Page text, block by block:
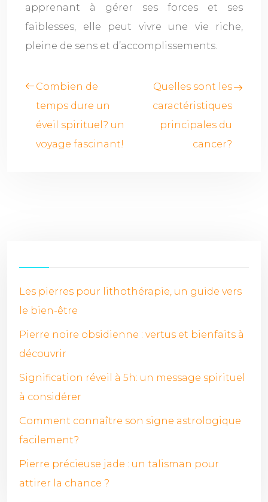
apprenant à gérer ses forces et ses
faiblesses, elle peut vivre une vie riche,
pleine de sens et d’accomplissements.
Combien de
temps dure un
éveil spirituel? un
voyage fascinant!
Quelles sont les
caractéristiques
principales du
cancer?
Les pierres pour lithothérapie, un guide vers
le bien-être
Pierre noire obsidienne : vertus et bienfaits à
découvrir
Signification réveil à 5h: un message spirituel
à considérer
Comment connaître son signe astrologique
facilement?
Pierre précieuse jade : un talisman pour
attirer la chance ?